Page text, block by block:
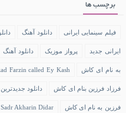
برچسب ها
فیلم سینمایی ایرانی دانلود آهنگ
ایرانی جدید پرواز موزیک دانلود
به نام ای کاش Farzin called Ey Kash
فرزاد فرزین بنام ای کاش دانلود
فرزین به نام ای کاش Akharin Didar